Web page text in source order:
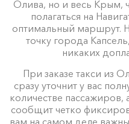
Олива, но и весь Крым,
полагаться на
оптимальный маршрут.
точку города
никаких
При заказе такси из
сразу уточнит у вас
количестве пассажиров,
сообщит четко
вам на самом деле